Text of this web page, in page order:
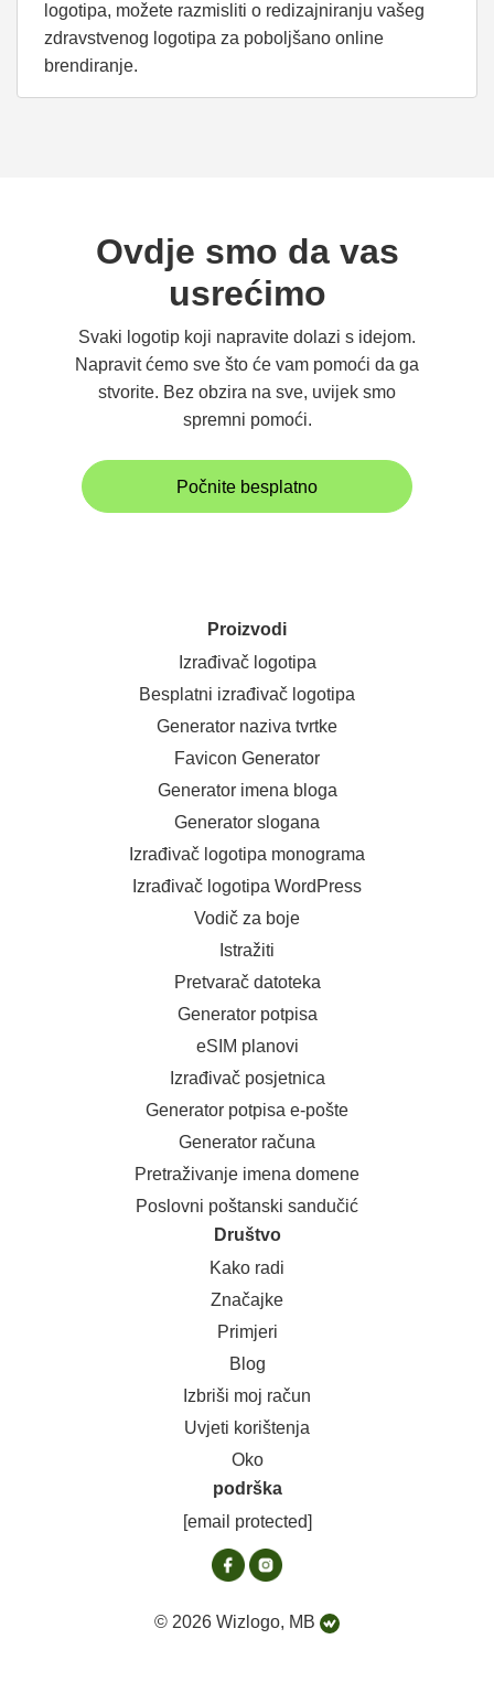
logotipa, možete razmisliti o redizajniranju vašeg
zdravstvenog logotipa za poboljšano online
brendiranje.
Ovdje smo da vas
usrećimo
Svaki logotip koji napravite dolazi s idejom.
Napravit ćemo sve što će vam pomoći da ga
stvorite. Bez obzira na sve, uvijek smo
spremni pomoći.
Počnite besplatno
Proizvodi
Izrađivač logotipa
Besplatni izrađivač logotipa
Generator naziva tvrtke
Favicon Generator
Generator imena bloga
Generator slogana
Izrađivač logotipa monograma
Izrađivač logotipa WordPress
Vodič za boje
Istražiti
Pretvarač datoteka
Generator potpisa
eSIM planovi
Izrađivač posjetnica
Generator potpisa e-pošte
Generator računa
Pretraživanje imena domene
Poslovni poštanski sandučić
Društvo
Kako radi
Značajke
Primjeri
Blog
Izbriši moj račun
Uvjeti korištenja
Oko
podrška
[email protected]
© 2026 Wizlogo, MB